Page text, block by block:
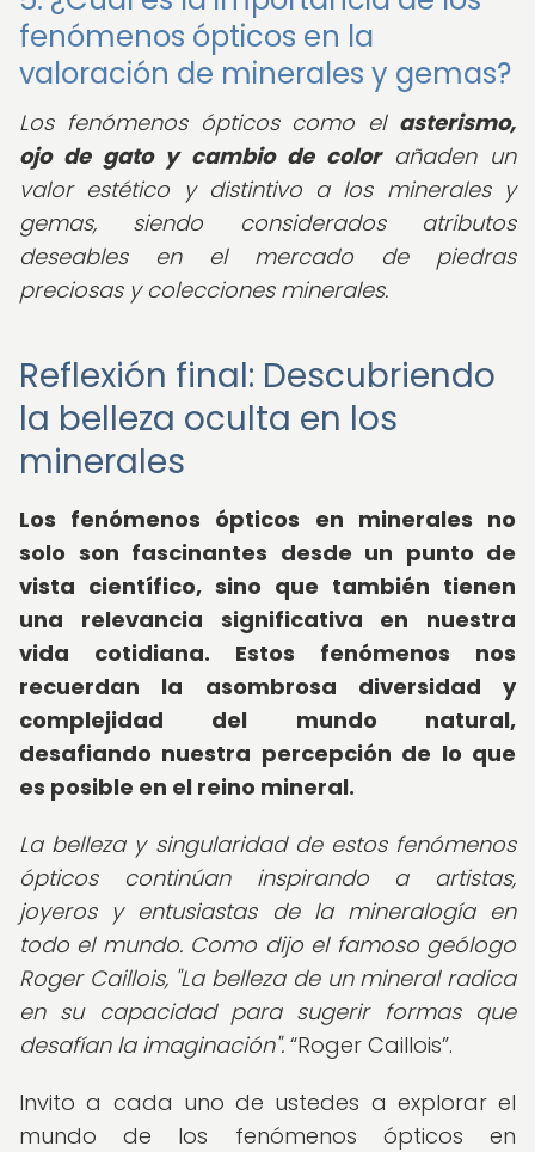
fenómenos ópticos en la
valoración de minerales y gemas?
Los fenómenos ópticos como el asterismo,
ojo de gato y cambio de colorañaden un
valor estético y distintivo a los minerales y
gemas, siendo considerados atributos
deseables en el mercado de piedras
preciosas y colecciones minerales.
Reflexión final: Descubriendo
la belleza oculta en los
minerales
Los fenómenos ópticos en minerales no
solo son fascinantes desde un punto de
vista científico, sino que también tienen
una relevancia significativa en nuestra
vida cotidiana. Estos fenómenos nos
recuerdan la asombrosa diversidad y
complejidad del mundo natural,
desafiando nuestra percepción de lo que
es posible en el reino mineral.
La belleza y singularidad de estos fenómenos
ópticos continúan inspirando a artistas,
joyeros y entusiastas de la mineralogía en
todo el mundo. Como dijo el famoso geólogo
Roger Caillois, "La belleza de un mineral radica
en su capacidad para sugerir formas que
desafían la imaginación". Roger Caillois .
Invito a cada uno de ustedes a explorar el
mundo de los fenómenos ópticos en